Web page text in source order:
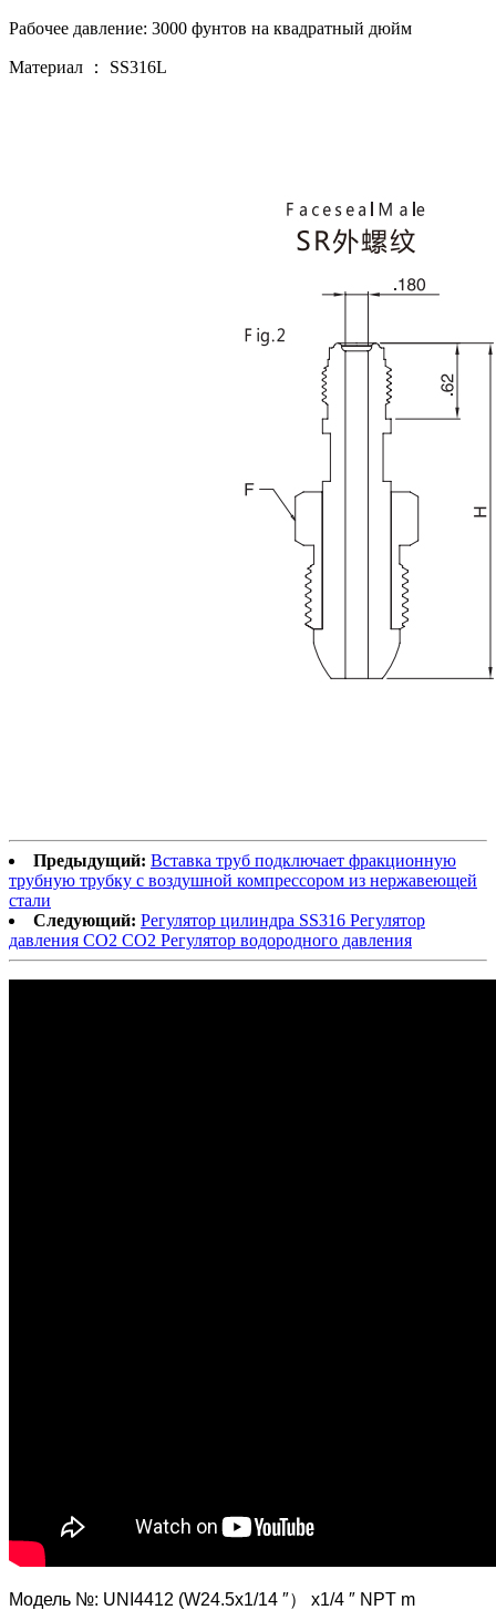
Рабочее давление: 3000 фунтов на квадратный дюйм
Материал ： SS316L
Предыдущий: Вставка труб подключает фракционную
трубную трубку с воздушной компрессором из нержавеющей
стали
Следующий: Регулятор цилиндра SS316 Регулятор
давления CO2 CO2 Регулятор водородного давления
Модель №: UNI4412 (W24.5x1/14 ″） x1/4 ″ NPT m